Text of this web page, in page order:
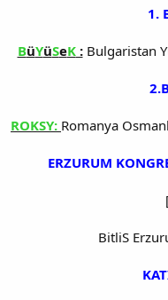
1.
BüYüSeK:Bulgaristan
ROKSY: Romanya
ERZURUM
BitliS